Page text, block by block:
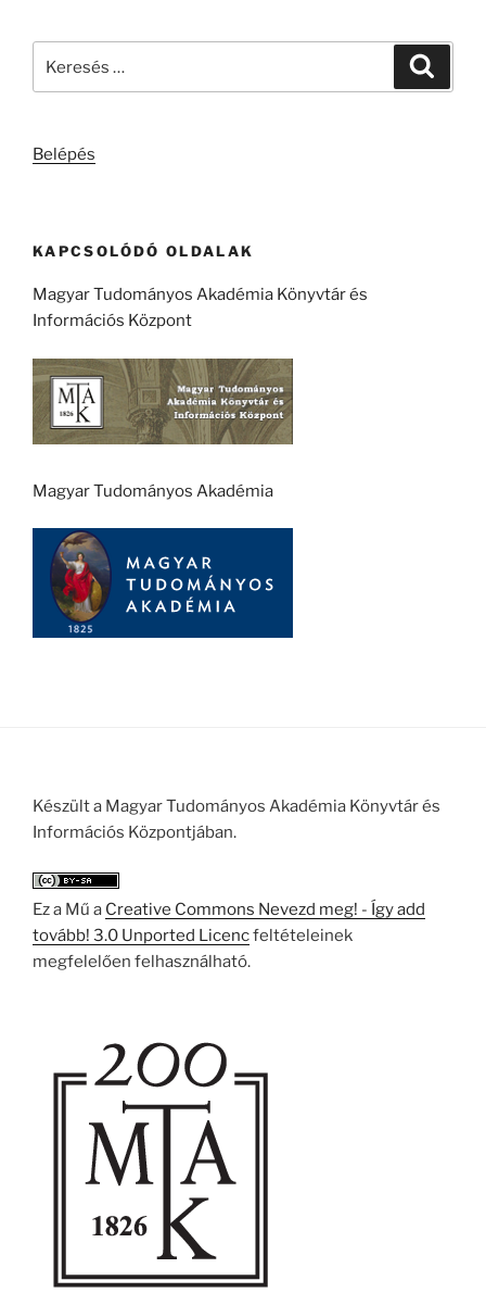
Belépés
KAPCSOLÓDÓ OLDALAK
Magyar Tudományos Akadémia Könyvtár és
Információs Központ
Magyar Tudományos Akadémia
Készült a Magyar Tudományos Akadémia Könyvtár és
Információs Központjában.
Ez a Mű a Creative Commons Nevezd meg! - Így add
tovább! 3.0 Unported Licencfeltételeinek
megfelelően felhasználható.